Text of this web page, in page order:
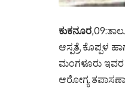
ಕುಕನೂರ
ಆಸ್ಪತ್ರೆ ಕೊಪ್ಪಳ
ಮಂಗಳೂರು
ಆರೋಗ್ಯ ತಪಾಸಣಾ